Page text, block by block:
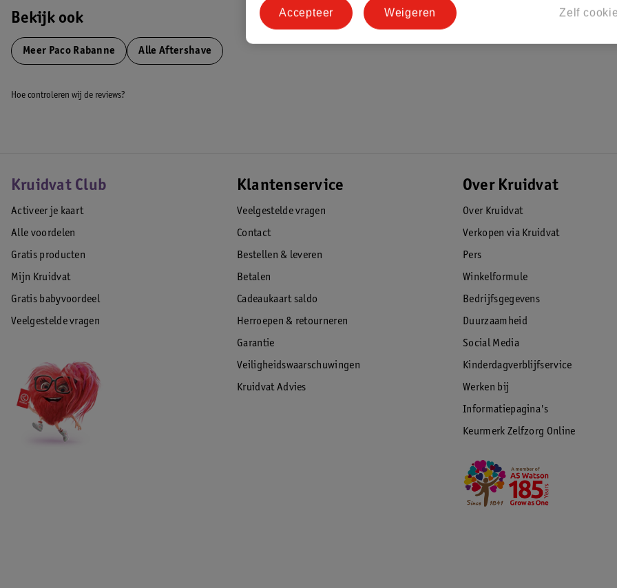
Bekijk ook
Meer Paco Rabanne Alle Aftershave
Hoe controleren wij de reviews?
Kruidvat Club
Activeer je kaart
Alle voordelen
Gratis producten
Mijn Kruidvat
Gratis babyvoordeel
Veelgestelde vragen
Klantenservice
Veelgestelde vragen
Contact
Bestellen & leveren
Betalen
Cadeaukaart saldo
Herroepen & retourneren
Garantie
Veiligheidswaarschuwingen
Kruidvat Advies
Over Kruidvat
Over Kruidvat
Verkopen via Kruidvat
Pers
Winkelformule
Bedrijfsgegevens
Duurzaamheid
Social Media
Kinderdagverblijfservice
Werken bij
Informatiepagina's
Keurmerk Zelfzorg Online
Zelf
Weigeren
Accepteer